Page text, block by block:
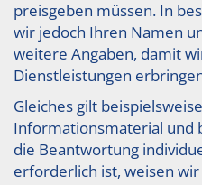
preisgeben müssen. In
wir jedoch Ihren Namen
weitere Angaben, damit
Dienstleistungen
Gleiches gilt
Informationsmaterial und
die Beantwortung
erforderlich ist, weisen